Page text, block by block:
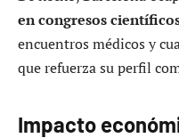
en congresos
encuentros médicos y
que refuerza su perfil
Impacto